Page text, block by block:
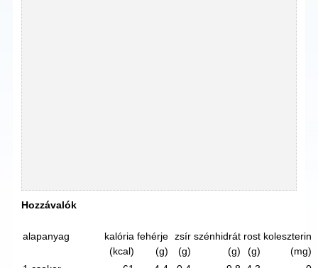
Hozzávalók
alapanyag
kalória
(kcal)
fehérje
(g)
zsír
(g)
szénhidrát
(g)
rost
(g)
koleszterin
(mg)